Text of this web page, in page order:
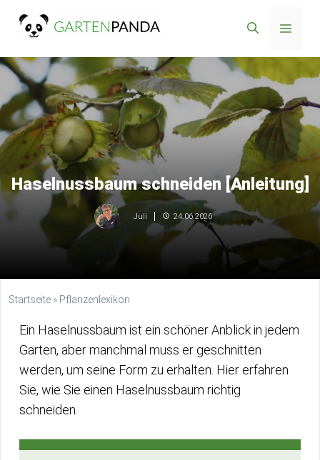
Inhalt
Menü
Haselnussbaum schneiden [Anleitung]
Juli 24.06.2026
Startseite » Pflanzenlexikon
Ein Haselnussbaum ist ein schöner Anblick in jedem
Garten, aber manchmal muss er geschnitten
werden, um seine Form zu erhalten. Hier erfahren
Sie, wie Sie einen Haselnussbaum richtig
schneiden.